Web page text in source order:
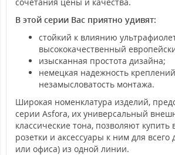
В этой серии Вас приятно удивят:
стойкий к влиянию
высококачественный
изысканная простота дизайна;
немецкая надежность
незамысловатость монтажа.
Широкая номенклатура изделий,
серии Asfora, их универсальный
классические тона, позволяют
розетки и аксессуары к ним для
или офиса) из одной линии.